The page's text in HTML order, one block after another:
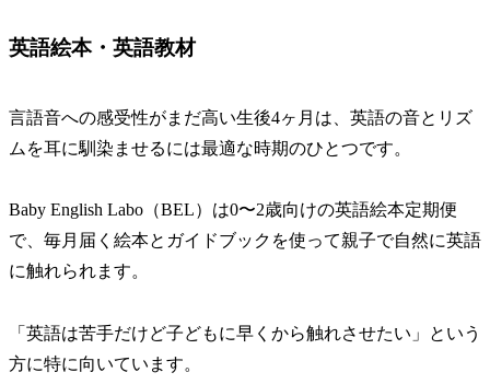
英語絵本・英語教材
言語音への感受性がまだ高い生後4ヶ月は、英語の音とリズ
ムを耳に馴染ませるには最適な時期のひとつです。
Baby English Labo（BEL）は0〜2歳向けの英語絵本定期便
で、毎月届く絵本とガイドブックを使って親子で自然に英語
に触れられます。
「英語は苦手だけど子どもに早くから触れさせたい」という
方に特に向いています。